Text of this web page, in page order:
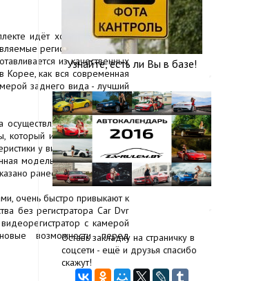
идёт хорошая камера
регистраторы, кроме
из качественных
Корее, как вся современная
заднего вида - лучший
осуществляется на штатное
который идет в комплекте.
у видеорегистратора
модель - 1080p Car DVD
ранее
очень быстро привыкают к
без регистратора Car Dvr
с камерой
возможности перед
Узнайте, есть ли Вы в базе!
Оставь закладку на страничку в
соцсети - ещё и друзья спасибо
скажут!